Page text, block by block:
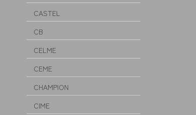
CASTEL
CB
CELME
CEME
CHAMPION
CIME